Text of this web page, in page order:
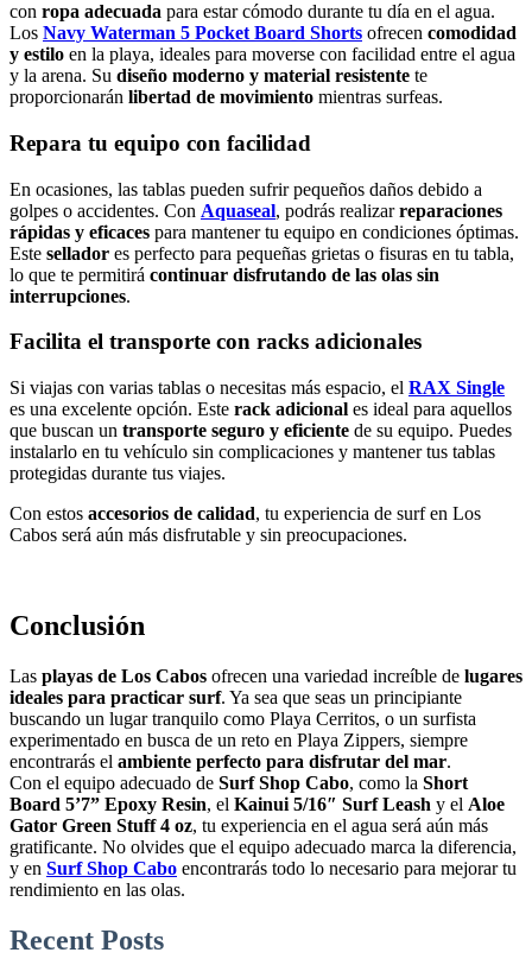
con ropa adecuada para estar cómodo durante tu día en el agua.
Los Navy Waterman 5 Pocket Board Shorts ofrecen comodidad
y estilo en la playa, ideales para moverse con facilidad entre el agua
y la arena. Su diseño moderno y material resistente te
proporcionarán libertad de movimiento mientras surfeas.
Repara tu equipo con facilidad
En ocasiones, las tablas pueden sufrir pequeños daños debido a
golpes o accidentes. Con Aquaseal, podrás realizarreparaciones
rápidas y eficaces para mantener tu equipo en condiciones óptimas.
Este sellador es perfecto para pequeñas grietas o fisuras en tu tabla,
lo que te permitirá continuar disfrutando de las olas sin
interrupciones.
Facilita el transporte con racks adicionales
Si viajas con varias tablas o necesitas más espacio, el RAX Single
es una excelente opción. Este rack adicional es ideal para aquellos
que buscan un transporte seguro y eficiente de su equipo. Puedes
instalarlo en tu vehículo sin complicaciones y mantener tus tablas
protegidas durante tus viajes.
Con estos accesorios de calidad, tu experiencia de surf en Los
Cabos será aún más disfrutable y sin preocupaciones.
Conclusión
Las playas de Los Cabos ofrecen una variedad increíble de lugares
ideales para practicar surf. Ya sea que seas un principiante
buscando un lugar tranquilo como Playa Cerritos, o un surfista
experimentado en busca de un reto en Playa Zippers, siempre
encontrarás el ambiente perfecto para disfrutar del mar.
Con el equipo adecuado de Surf Shop Cabo, como la Short
Board 5’7” Epoxy Resin, el Kainui 5/16″ Surf Leash y el Aloe
Gator Green Stuff 4 oz, tu experiencia en el agua será aún más
gratificante. No olvides que el equipo adecuado marca la diferencia,
y en Surf Shop Cabo encontrarás todo lo necesario para mejorar tu
rendimiento en las olas.
Recent Posts